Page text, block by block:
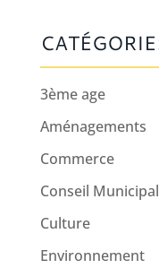
3ème age
Aménagements
Commerce
Conseil Municipal
Culture
Environnement